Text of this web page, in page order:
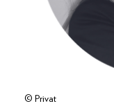
© Privat